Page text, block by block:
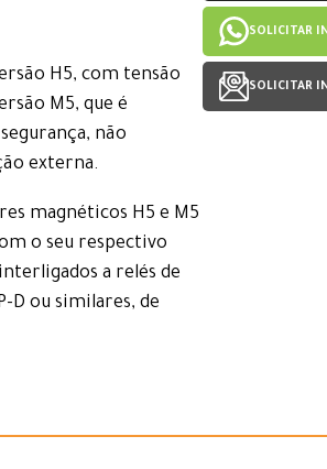
H5, com tensão
M5, que é
não
externa.
magnéticos H5 e M5
o seu respectivo
a relés de
D ou similares, de
SOLICITAR
SOLICITAR